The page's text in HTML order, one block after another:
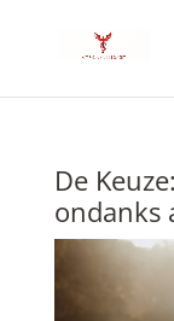
De
ondanks